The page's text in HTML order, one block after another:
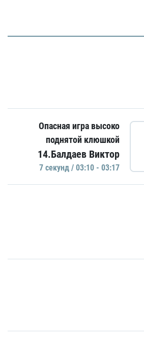
Опасная игра высоко
поднятой клюшкой
14.Балдаев Виктор
7 секунд / 03:10 - 03:17